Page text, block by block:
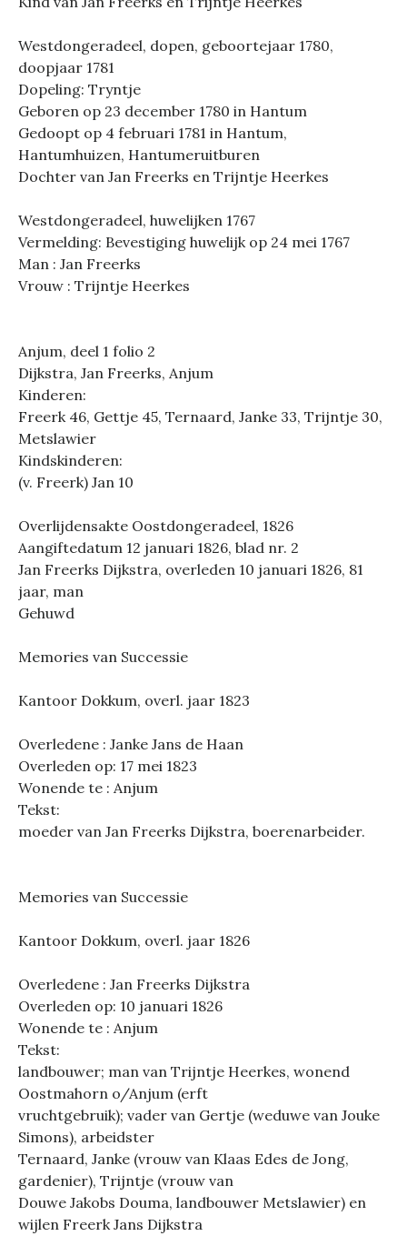
Westdongeradeel, dopen, geboortejaar 1780,
doopjaar 1781
Dopeling: Tryntje
Geboren op 23 december 1780 in Hantum
Gedoopt op 4 februari 1781 in Hantum,
Hantumhuizen, Hantumeruitburen
Dochter van Jan Freerks en Trijntje Heerkes
Westdongeradeel, huwelijken 1767
Vermelding: Bevestiging huwelijk op 24 mei 1767
Man : Jan Freerks
Vrouw : Trijntje Heerkes
Anjum, deel 1 folio 2
Dijkstra, Jan Freerks, Anjum
Kinderen:
Freerk 46, Gettje 45, Ternaard, Janke 33, Trijntje 30,
Metslawier
Kindskinderen:
(v. Freerk) Jan 10
Overlijdensakte Oostdongeradeel, 1826
Aangiftedatum 12 januari 1826, blad nr. 2
Jan Freerks Dijkstra, overleden 10 januari 1826, 81
jaar, man
Gehuwd
Memories van Successie
Kantoor Dokkum, overl. jaar 1823
Overledene : Janke Jans de Haan
Overleden op: 17 mei 1823
Wonende te : Anjum
Tekst:
moeder van Jan Freerks Dijkstra, boerenarbeider.
Memories van Successie
Kantoor Dokkum, overl. jaar 1826
Overledene : Jan Freerks Dijkstra
Overleden op: 10 januari 1826
Wonende te : Anjum
Tekst:
landbouwer; man van Trijntje Heerkes, wonend
Oostmahorn o/Anjum (erft
vruchtgebruik); vader van Gertje (weduwe van Jouke
Simons), arbeidster
Ternaard, Janke (vrouw van Klaas Edes de Jong,
gardenier), Trijntje (vrouw van
Douwe Jakobs Douma, landbouwer Metslawier) en
wijlen Freerk Jans Dijkstra